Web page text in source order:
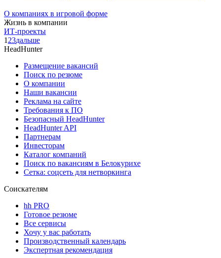
О компаниях в игровой форме
Жизнь в компании
ИТ-проекты
1 23дальше
HeadHunter
Размещение вакансий
Поиск по резюме
О компании
Наши вакансии
Реклама на сайте
Требования к ПО
Безопасный HeadHunter
HeadHunter API
Партнерам
Инвесторам
Каталог компаний
Поиск по вакансиям в Белокурихе
Сетка: соцсеть для нетворкинга
Соискателям
hh PRO
Готовое резюме
Все сервисы
Хочу у вас работать
Производственный календарь
Экспертная рекомендация